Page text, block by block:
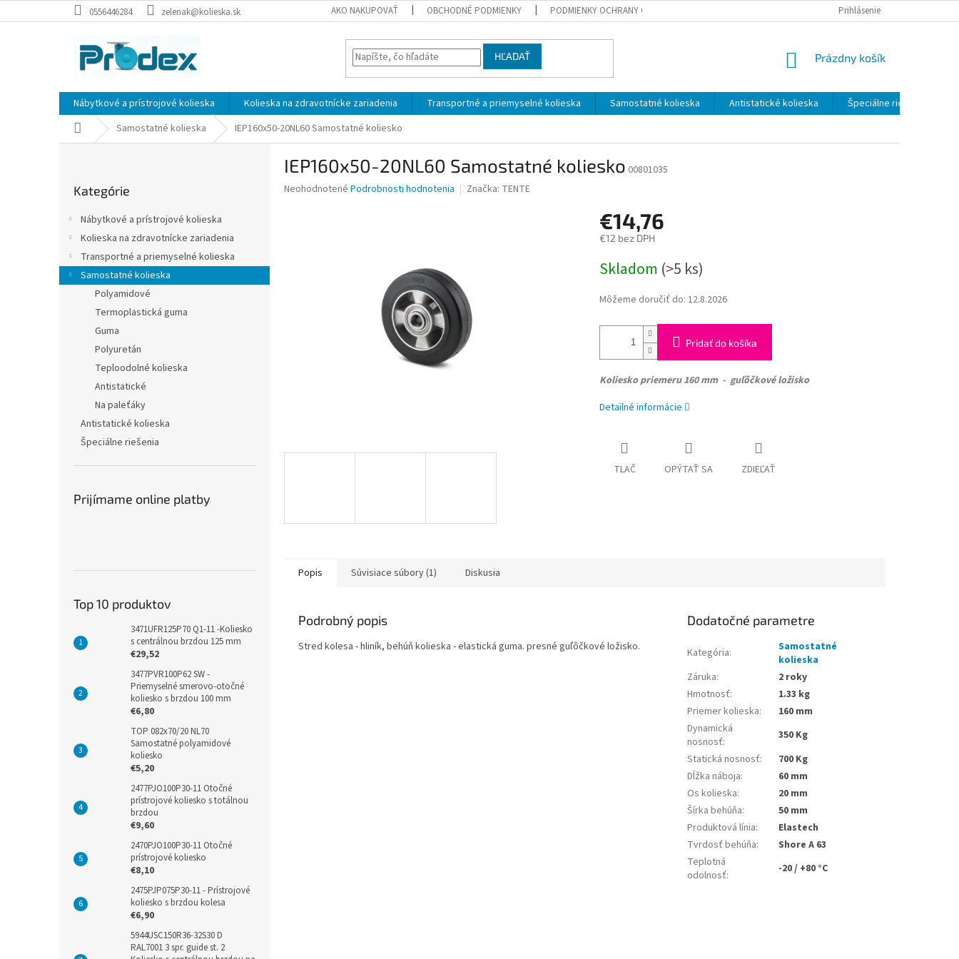
na
0556446284 zelenak@kolieska.sk AKO NAKUPOVAŤ OBCHODNÉ PODMIENKY PODMIENKY OCHRANY OSOBNÝCH ÚDAJOV ODSTÚPENIE OD ZMLUVY - FORMULÁR
Prihlásenie
HĽADAŤ
NÁKUPNÝ
Prázdny košík
Nábytkové a prístrojové kolieska Kolieska na zdravotnícke zariadenia Transportné a priemyselné kolieska Samostatné kolieska Antistatické kolieska Špeciálne riešenia
DomovSamostatné kolieska IEP160x50-20NL60 Samostatné koliesko
kategórie
Kategórie
Nábytkové a prístrojové kolieska
Kolieska na zdravotnícke zariadenia
Transportné a priemyselné kolieska
Samostatné kolieska
Polyamidové
Termoplastická guma
Guma
Polyuretán
Teploodolné kolieska
Antistatické
Na paleťáky
Antistatické kolieska
Špeciálne riešenia
Prijímame online platby
Top 10 produktov
3471UFR125P70 Q1-11 -Koliesko
s centrálnou brzdou 125 mm
€29,52
3477PVR100P62 SW -
Priemyselné smerovo-otočné
koliesko s brzdou 100 mm
€6,80
TOP 082x70/20 NL70
Samostatné polyamidové
koliesko
€5,20
2477PJO100P30-11 Otočné
prístrojové koliesko s totálnou
brzdou
€9,60
2470PJO100P30-11 Otočné
prístrojové koliesko
€8,10
2475PJP075P30-11 - Prístrojové
koliesko s brzdou kolesa
€6,90
5944USC150R36-32S30 D
RAL7001 3 spr. guide st. 2
IEP160x50-20NL60 Samostatné koliesko 00801035
Priemerné
Neohodnotené Podrobnosti hodnotenia Značka: TENTE
€14,76
€12 bez DPH
cena:
Skladom (>5 ks)
Môžeme doručiť do: 12.8.2026
Pridať do košíka
Kolieskopriemeru 160 mm - guľôčkové ložisko
Detailné informácie
TLAČ OPÝTAŤ SA ZDIEĽAŤ
Popis Súvisiace súbory (1) Diskusia
Podrobný popis
Stred kolesa - hliník, behúň kolieska - elastická guma. presné guľôčkové ložisko.
Dodatočné parametre
Kategória:
Samostatné
kolieska
Záruka:
2 roky
Hmotnosť:
1.33 kg
Priemer kolieska:
160 mm
Dynamická
nosnosť:
350 Kg
Statická nosnosť:
700 Kg
Dĺžka náboja:
60 mm
Os kolieska:
20 mm
Šírka behúňa:
50 mm
Produktová línia:
Elastech
Tvrdosť behúňa:
Shore A 63
Teplotná
odolnosť: -20 / +80 °C